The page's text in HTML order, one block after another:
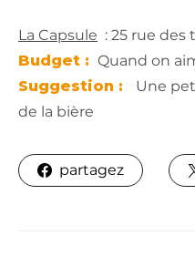
La Capsule : 25 rue des
Budget : Quand on
Suggestion :
Une
de la bière
partagez